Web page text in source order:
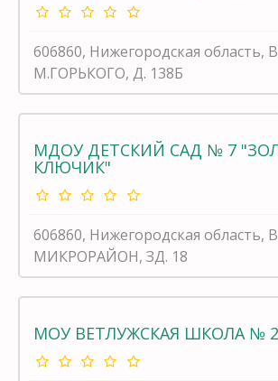
606860, Нижегородская область,
М.ГОРЬКОГО, Д. 138Б
МДОУ ДЕТСКИЙ САД № 7
КЛЮЧИК"
606860, Нижегородская область,
МИКРОРАЙОН, ЗД. 18
МОУ ВЕТЛУЖСКАЯ ШКОЛА № 2